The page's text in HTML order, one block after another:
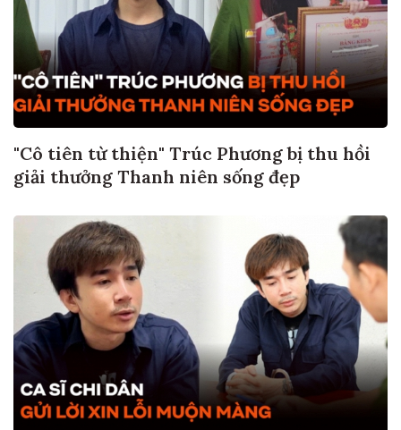
"Cô tiên từ thiện" Trúc Phương bị thu hồi
giải thưởng Thanh niên sống đẹp